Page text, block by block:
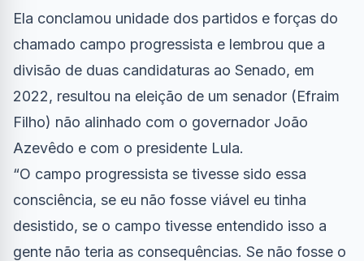
Ela conclamou unidade dos partidos e forças do
chamado campo progressista e lembrou que a
divisão de duas candidaturas ao Senado, em
2022, resultou na eleição de um senador (Efraim
Filho) não alinhado com o governador João
Azevêdo e com o presidente Lula.
“O campo progressista se tivesse sido essa
consciência, se eu não fosse viável eu tinha
desistido, se o campo tivesse entendido isso a
gente não teria as consequências. Se não fosse o